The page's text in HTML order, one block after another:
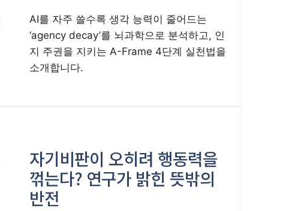
AI를 자주 쓸수록 생각 능력이 줄어드는
‘agency decay’를 뇌과학으로 분석하고, 인
지 주권을 지키는 A-Frame 4단계 실천법을
소개합니다.
자기비판이 오히려 행동력을
꺾는다? 연구가 밝힌 뜻밖의
반전